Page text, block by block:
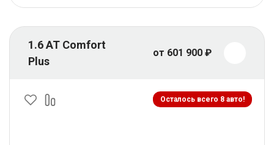
1.6 AT Comfort
Plus
от 601 900 ₽
Осталось всего 8 авто!